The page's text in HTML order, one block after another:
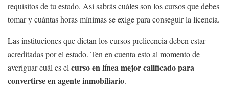
requisitos de tu estado. Así sabrás cuáles son los cursos que debes
tomar y cuántas horas mínimas se exige para conseguir la licencia.
Las instituciones que dictan los cursos prelicencia deben estar
acreditadas por el estado. Ten en cuenta esto al momento de
averiguar cuál es el curso en línea mejor calificado para
convertirse en agente inmobiliario.